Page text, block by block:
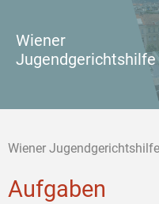
Wiener
Jugendgerichtshilfe
Wiener Jugendgerichtshilfe
Aufgaben